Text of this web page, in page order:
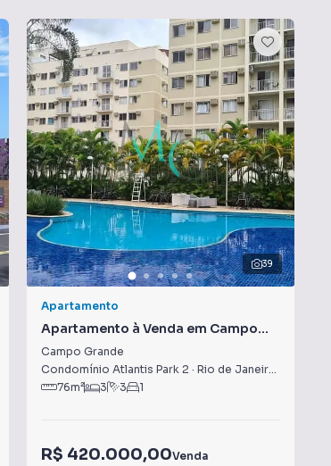
RJ
39
Apartamento
Apartamento à Venda em Campo
Grande
Campo Grande
Condomínio Atlantis Park 2 · Rio de Janeiro
76m² 3 3 1
R$ 420.000,00Venda